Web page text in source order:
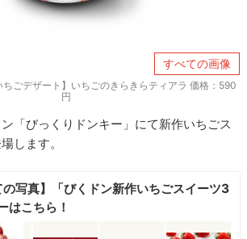
すべての画像
ちごデザート】いちごのきらきらティアラ 価格：590
円
「びっくりドンキー」にて新作いちごス
します。
の写真】「びくドン新作いちごスイーツ3
はこちら！